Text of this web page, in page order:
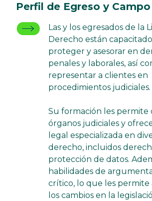
Perfil de Egreso y
Las y los egresados de la
Derecho están
proteger y asesorar en
penales y laborales, así
representar a clientes en
procedimientos judiciales.
Su formación les permite
órganos judiciales y
legal especializada en
derecho, incluidos
protección de datos.
habilidades de
crítico, lo que les permite
los cambios en la